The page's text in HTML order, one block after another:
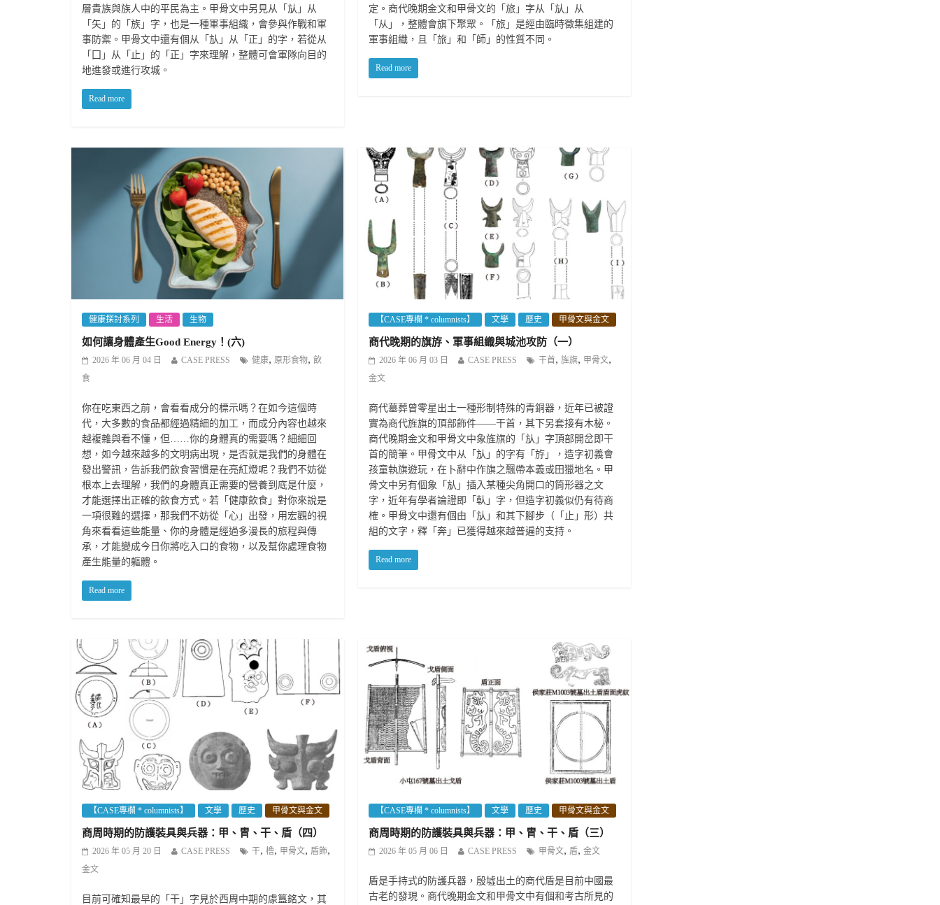
層貴族與族人中的平民為主。甲骨文中另見从「㫃」从
「矢」的「族」字，也是一種軍事組織，會參與作戰和軍
事防禦。甲骨文中還有個从「㫃」从「正」的字，若從从
「囗」从「止」的「正」字來理解，整體可會軍隊向目的
地進發或進行攻城。
Read more
定。商代晚期金文和甲骨文的「旅」字从「㫃」从
「从」，整體會旗下聚眾。「旅」是經由臨時徵集組建的
軍事組織，且「旅」和「師」的性質不同。
Read more
健康探討系列 生活 生物
如何讓身體產生Good Energy！(六)
2026 年 06 月 04 日 CASE PRESS 健康, 原形食物, 飲
食
你在吃東西之前，會看看成分的標示嗎？在如今這個時
代，大多數的食品都經過精細的加工，而成分內容也越來
越複雜與看不懂，但……你的身體真的需要嗎？細細回
想，如今越來越多的文明病出現，是否就是我們的身體在
發出警訊，告訴我們飲食習慣是在亮紅燈呢？我們不妨從
根本上去理解，我們的身體真正需要的營養到底是什麼，
才能選擇出正確的飲食方式。若「健康飲食」對你來說是
一項很難的選擇，那我們不妨從「心」出發，用宏觀的視
角來看看這些能量、你的身體是經過多漫長的旅程與傳
承，才能變成今日你將吃入口的食物，以及幫你處理食物
產生能量的軀體。
Read more
【CASE專欄 * columnists】 文學 歷史 甲骨文與金文
商代晚期的旗斿、軍事組織與城池攻防（一）
2026 年 06 月 03 日 CASE PRESS 干首,旌旗, 甲骨文,
金文
商代墓葬曾零星出土一種形制特殊的青銅器，近年已被證
實為商代旌旗的頂部飾件——干首，其下另套接有木柲。
商代晚期金文和甲骨文中象旌旗的「㫃」字頂部開岔即干
首的簡筆。甲骨文中从「㫃」的字有「斿」，造字初義會
孩童執旗遊玩，在卜辭中作旗之飄帶本義或田獵地名。甲
骨文中另有個象「㫃」插入某種尖角開口的筒形器之文
字，近年有學者論證即「倝」字，但造字初義似仍有待商
榷。甲骨文中還有個由「㫃」和其下腳步（「止」形）共
組的文字，釋「奔」已獲得越來越普遍的支持。
Read more
【CASE專欄 * columnists】 文學 歷史 甲骨文與金文
商周時期的防護裝具與兵器：甲、冑、干、盾（四）
2026 年 05 月 20 日 CASE PRESS 干, 橹, 甲骨文, 盾飾,
金文
目前可確知最早的「干」字見於西周中期的豦簋銘文，其
【CASE專欄 * columnists】 文學 歷史 甲骨文與金文
商周時期的防護裝具與兵器：甲、冑、干、盾（三）
2026 年 05 月 06 日 CASE PRESS 甲骨文, 盾,金文
盾是手持式的防護兵器，殷墟出土的商代盾是目前中國最
古老的發現。商代晚期金文和甲骨文中有個和考古所見的